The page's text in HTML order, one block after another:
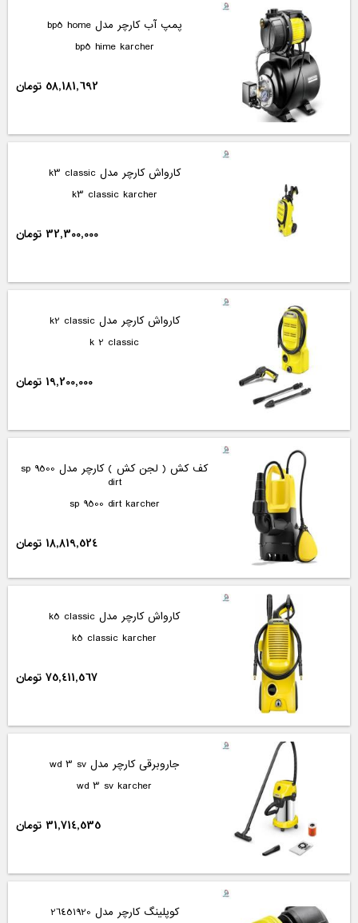
پمپ آب کارچر مدل bp5 home
bp5 hime karcher
58,181,692 تومان
کارواش کارچر مدل k3 classic
k3 classic karcher
32,300,000 تومان
کارواش کارچر مدل k2 classic
k 2 classic
19,200,000 تومان
کف کش ( لجن کش ) کارچر مدل sp 9500
dirt
sp 9500 dirt karcher
18,819,524 تومان
کارواش کارچر مدل k5 classic
k5 classic karcher
75,411,567 تومان
جاروبرقی کارچر مدل wd 3 sv
wd 3 sv karcher
31,714,535 تومان
کوپلینگ کارچر مدل 26451920